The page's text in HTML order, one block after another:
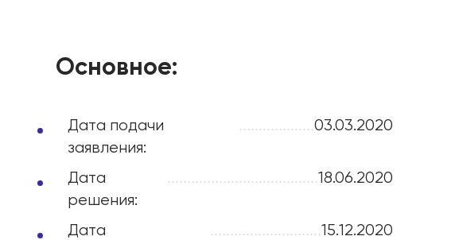
Основное:
Дата подачи
заявления:
...................03.03.2020
Дата
решения:
......................................18.06.2020
Дата
............................15.12.2020